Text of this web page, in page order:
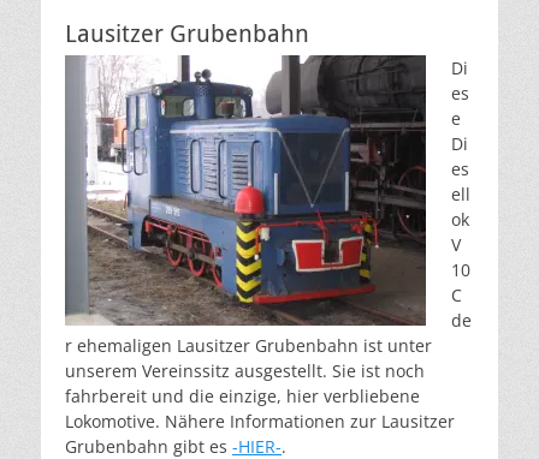
Lausitzer Grubenbahn
Di
es
e
Di
es
ell
ok
V
10
C
de
r ehemaligen Lausitzer Grubenbahn ist unter
unserem Vereinssitz ausgestellt. Sie ist noch
fahrbereit und die einzige, hier verbliebene
Lokomotive. Nähere Informationen zur Lausitzer
Grubenbahn gibt es -HIER-.